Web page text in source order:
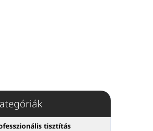
tisztítás